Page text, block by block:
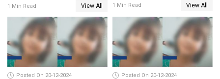
1 Min Read View All
ശല്യം ചെയ്തയാളെ 26 തവണ
മുഖത്തടിച്ച് അധ്യാപിക
1 Min Read View All
Posted On 20-12-2024 Posted On 20-12-2024